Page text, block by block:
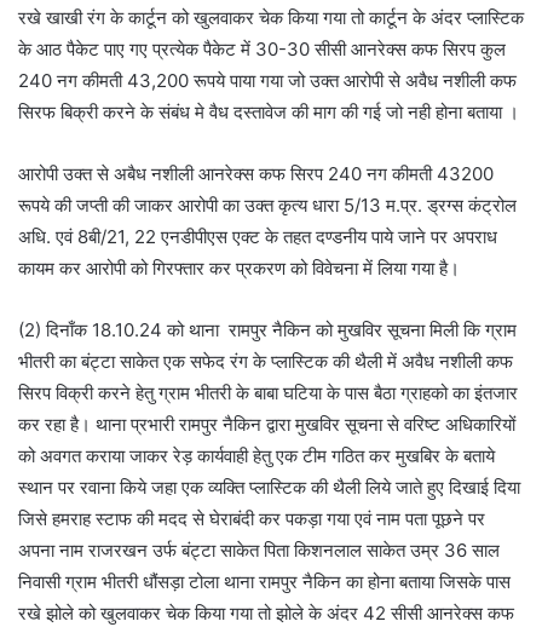
रखे खाखी रंग के कार्टून को खुलवाकर चेक किया गया तो कार्टून के अंदर प्लास्टिक
के आठ पैकेट पाए गए प्रत्येक पैकेट में 30-30 सीसी आनरेक्स कफ सिरप कुल
240 नग कीमती 43,200 रूपये पाया गया जो उक्त आरोपी से अवैध नशीली कफ
सिरफ बिक्री करने के संबंध मे वैध दस्तावेज की माग की गई जो नही होना बताया ।
आरोपी उक्त से अबैध नशीली आनरेक्स कफ सिरप 240 नग कीमती 43200
रूपये की जप्ती की जाकर आरोपी का उक्त कृत्य धारा 5/13 म.प्र. ड्रग्स कंट्रोल
अधि. एवं 8बी/21, 22 एनडीपीएस एक्ट के तहत दण्डनीय पाये जाने पर अपराध
कायम कर आरोपी को गिरफ्तार कर प्रकरण को विवेचना में लिया गया है।
(2) दिनाँक 18.10.24 को थाना रामपुर नैकिन को मुखविर सूचना मिली कि ग्राम
भीतरी का बंट्टा साकेत एक सफेद रंग के प्लास्टिक की थैली में अवैध नशीली कफ
सिरप विक्री करने हेतु ग्राम भीतरी के बाबा घटिया के पास बैठा ग्राहको का इंतजार
कर रहा है। थाना प्रभारी रामपुर नैकिन द्वारा मुखविर सूचना से वरिष्ट अधिकारियों
को अवगत कराया जाकर रेड़ कार्यवाही हेतु एक टीम गठित कर मुखबिर के बताये
स्थान पर रवाना किये जहा एक व्यक्ति प्लास्टिक की थैली लिये जाते हुए दिखाई दिया
जिसे हमराह स्टाफ की मदद से घेराबंदी कर पकड़ा गया एवं नाम पता पूछने पर
अपना नाम राजरखन उर्फ बंट्टा साकेत पिता किशनलाल साकेत उम्र 36 साल
निवासी ग्राम भीतरी धौंसड़ा टोला थाना रामपुर नैकिन का होना बताया जिसके पास
रखे झोले को खुलवाकर चेक किया गया तो झोले के अंदर 42 सीसी आनरेक्स कफ